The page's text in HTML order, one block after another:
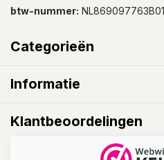
btw-nummer: NL869097763B01
Categorieën
Informatie
Klantbeoordelingen